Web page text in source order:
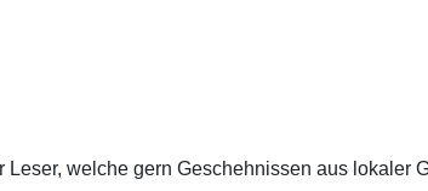
welche gern Geschehnissen aus lokaler